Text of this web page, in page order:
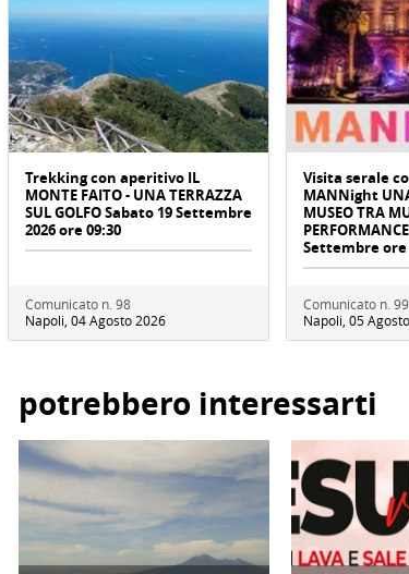
Trekking con aperitivo IL
MONTE FAITO - UNA TERRAZZA
SUL GOLFO Sabato 19 Settembre
2026 ore 09:30
Comunicato n. 98
Napoli, 04 Agosto 2026
Visita serale
MANNight
MUSEO TRA
Settembre ore
Comunicato n. 99
Napoli, 05
potrebbero interessarti